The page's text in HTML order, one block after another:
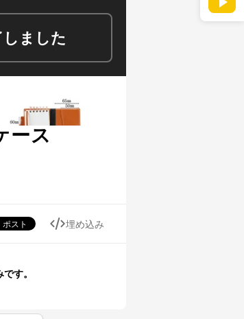
しました
ース
埋め込み
す。